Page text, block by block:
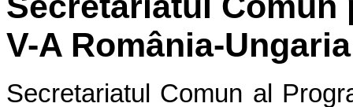
V-A România-
Secretariatul Comun al